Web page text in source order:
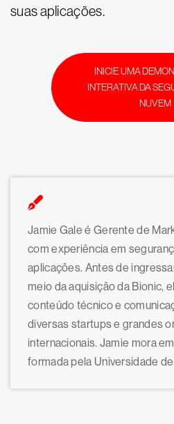
suas aplicações.
INICIE UMA
INTERATIVA DA
NUVEM
Jamie Gale é Gerente de
com experiência em
aplicações. Antes de
meio da aquisição da Bionic,
conteúdo técnico e
diversas startups e grandes
internacionais. Jamie mora
formada pela Universidade